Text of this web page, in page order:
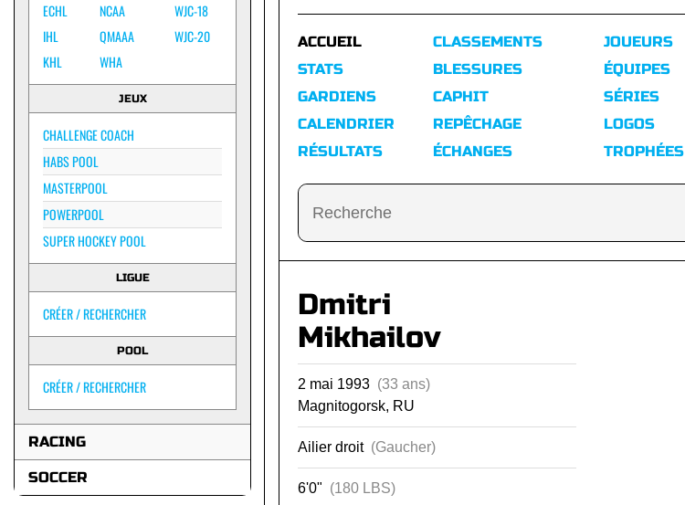
ECHL
IHL
KHL
NCAA
QMAAA
WHA
WJC-18
WJC-20
JEUX
CHALLENGE COACH
HABS POOL
MASTERPOOL
POWERPOOL
SUPER HOCKEY POOL
LIGUE
CRÉER / RECHERCHER
POOL
CRÉER / RECHERCHER
RACING
SOCCER
ACCUEIL
STATS
GARDIENS
CALENDRIER
RÉSULTATS
CLASSEMENTS
BLESSURES
CAPHIT
REPÊCHAGE
ÉCHANGES
JOUEURS
ÉQUIPES
SÉRIES
LOGOS
TROPHÉES
Dmitri
Mikhailov
2 mai 1993 (33 ans)
Magnitogorsk, RU
Ailier droit (Gaucher)
6'0" (180 LBS)